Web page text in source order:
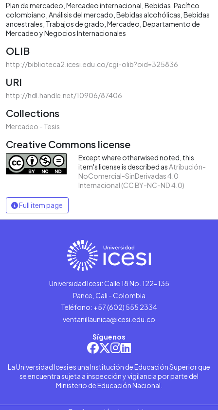
Plan de mercadeo Mercadeo internacional Bebidas Pacífico
colombiano Análisis del mercado Bebidas alcohólicas Bebidas
ancestrales Trabajos de grado Mercadeo Departamento de
Mercadeo y Negocios Internacionales
OLIB
http://biblioteca2.icesi.edu.co/cgi-olib?oid=325836
URI
http://hdl.handle.net/10906/87406
Collections
Mercadeo - Tesis
Creative Commons license
Except where otherwised noted, this
item's license is described asAtribución-
NoComercial-SinDerivadas 4.0
Internacional (CC BY-NC-ND 4.0)
Full item page
Universidad Icesi: Calle 18 No. 122-135
Pance, Cali - Colombia
Teléfono: +57 (602) 555 2334
ventanillaunica@icesi.edu.co
Síguenos
La Universidad Icesi es una Institución de Educación Superior que
se encuentra sujeta a inspección y vigilancia por parte del
Ministerio de Educación Nacional.